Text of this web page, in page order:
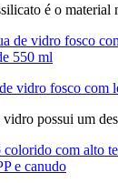
é o material
vidro fosco com
possui um